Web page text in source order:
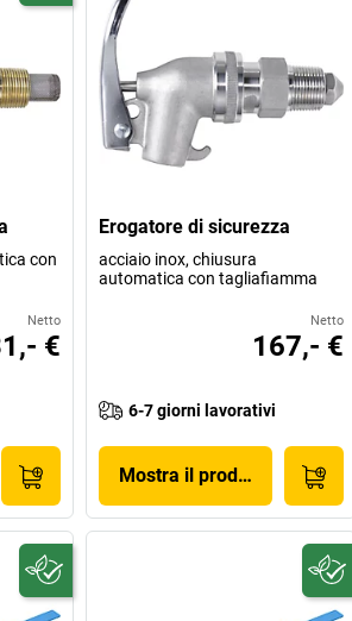
con
Netto
€
Erogatore di sicurezza
acciaio inox, chiusura
automatica con tagliafiamma
Netto
167,- €
6-7 giorni lavorativi
Mostra il prodotto